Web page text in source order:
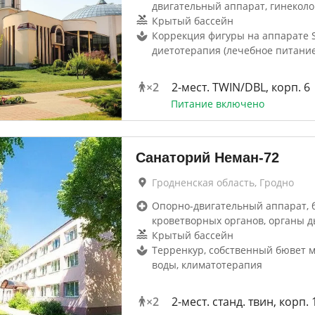
двигательный аппарат,
Крытый бассейн
Коррекция фигуры на аппарате
диетотерапия (лечебное
×2 2-мест. TWIN/DBL, корп. 6
Питание включено
Санаторий Неман-72
Гродненская область, Гродно
Опорно-двигательный аппарат,
кроветворных органов, органы
Крытый бассейн
Терренкур, собственный бювет
воды, климатотерапия
×2 2-мест. станд. твин, корп.